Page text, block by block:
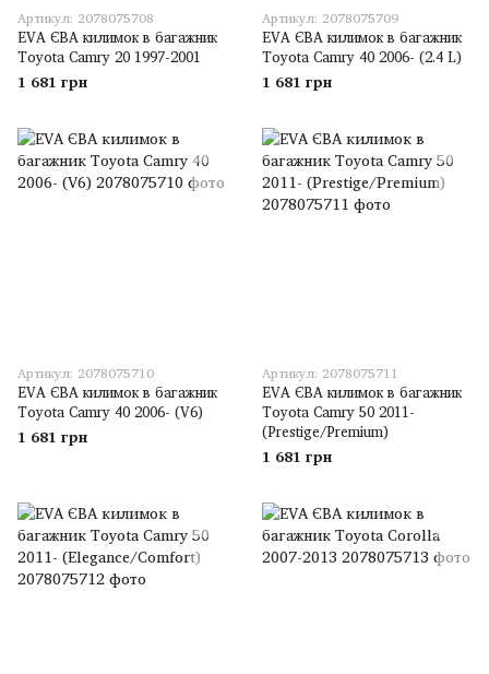
Артикул: 2078075708
EVA ЄВА килимок в багажник
Toyota Camry 20 1997-2001
1 681 грн
Артикул: 2078075709
EVA ЄВА килимок в багажник
Toyota Camry 40 2006- (2.4 L)
1 681 грн
Артикул: 2078075710
EVA ЄВА килимок в багажник
Toyota Camry 40 2006- (V6)
1 681 грн
Артикул: 2078075711
EVA ЄВА килимок в багажник
Toyota Camry 50 2011-
(Prestige/Premium)
1 681 грн